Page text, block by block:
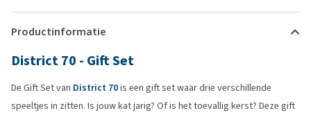
Productinformatie
District 70 - Gift Set
De Gift Set van District 70is een gift set waar drie verschillende
speeltjes in zitten. Is jouw kat jarig? Of is het toevallig kerst? Deze gift